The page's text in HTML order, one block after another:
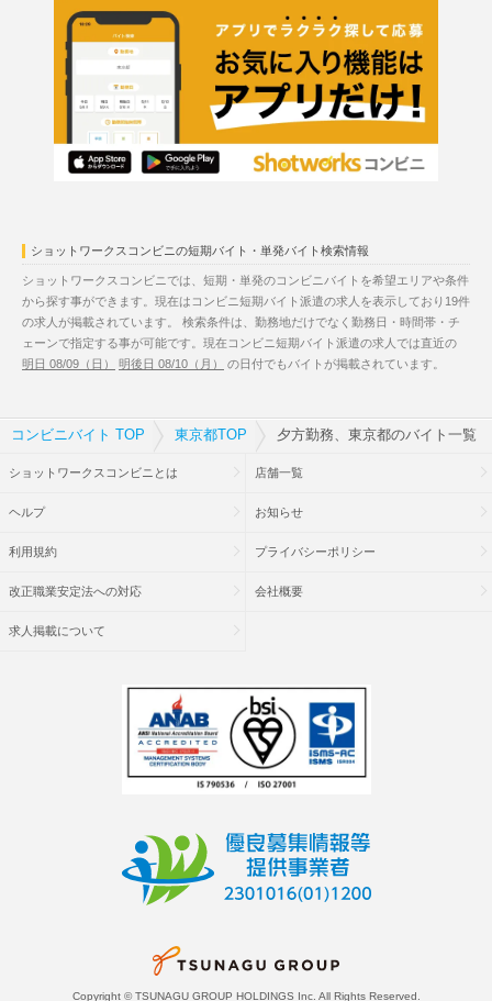
ショットワークスコンビニの短期バイト・単発バイト検索情報
ショットワークスコンビニでは、短期・単発のコンビニバイトを希望エリアや条件
から探す事ができます。現在はコンビニ短期バイト派遣の求人を表示しており19件
の求人が掲載されています。 検索条件は、勤務地だけでなく勤務日・時間帯・チ
ェーンで指定する事が可能です。現在コンビニ短期バイト派遣の求人では直近の
明日 08/09（日）
明後日 08/10（月） の日付でもバイトが掲載されています。
コンビニバイト TOP 東京都TOP 夕方勤務、東京都のバイト一覧
ショットワークスコンビニとは 店舗一覧
ヘルプ お知らせ
利用規約 プライバシーポリシー
改正職業安定法への対応 会社概要
求人掲載について
Copyright © TSUNAGU GROUP HOLDINGS Inc. All Rights Reserved.